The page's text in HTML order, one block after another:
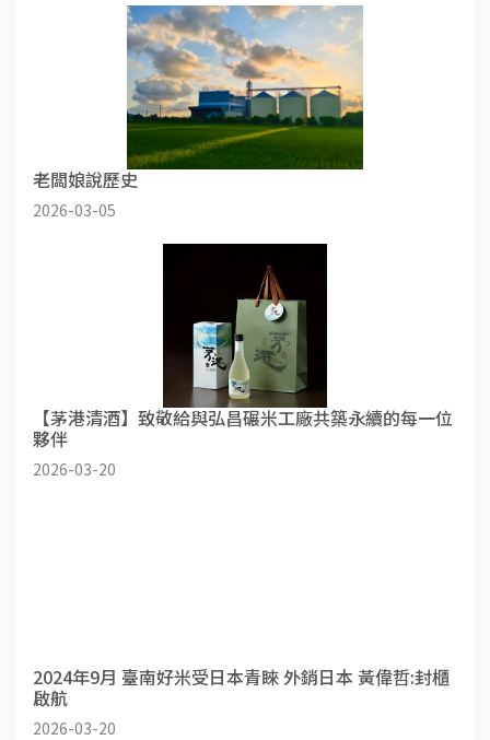
老闆娘說歷史
2026-03-05
【茅港清酒】致敬給與弘昌碾米工廠共築永續的每一位
夥伴
2026-03-20
2024年9月 臺南好米受日本青睞 外銷日本 黃偉哲:封櫃
啟航
2026-03-20